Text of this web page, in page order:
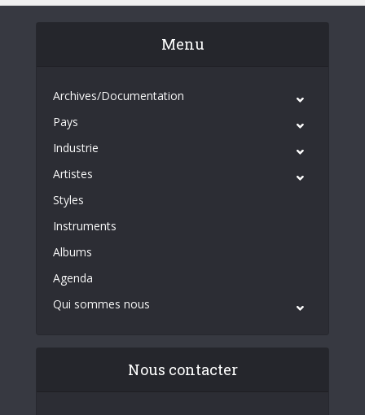
Menu
Archives/Documentation
Pays
Industrie
Artistes
Styles
Instruments
Albums
Agenda
Qui sommes nous
Nous contacter